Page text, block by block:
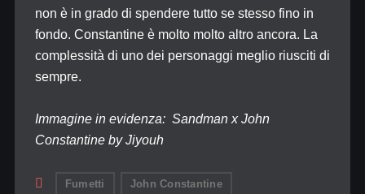
non è in grado di spendere tutto se stesso fino in
fondo. Constantine è molto molto altro ancora. La
complessità di uno dei personaggi meglio riusciti di
sempre.
Immagine in evidenza: Sandman x John
Constantine by Jiyouh
Fumetti John Constantine